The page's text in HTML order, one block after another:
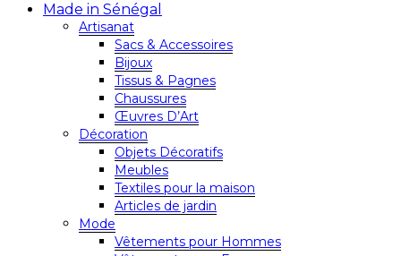
Made in Sénégal
Artisanat
Sacs & Accessoires
Bijoux
Tissus & Pagnes
Chaussures
Œuvres D’Art
Décoration
Objets Décoratifs
Meubles
Textiles pour la maison
Articles de jardin
Mode
Vêtements pour Hommes